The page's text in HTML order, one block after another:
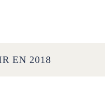
EN 2018